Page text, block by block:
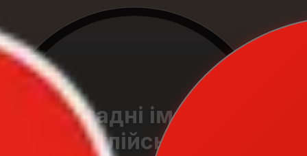
Складні іменники
в англійській мові